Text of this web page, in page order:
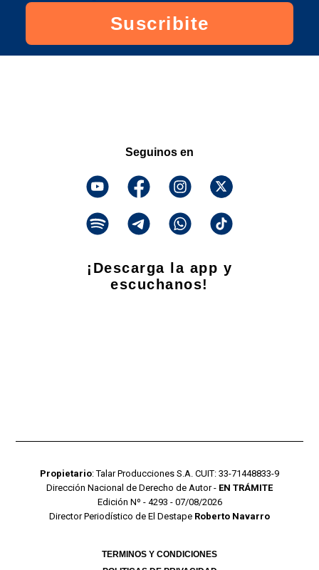
Suscribite
Seguinos en
¡Descarga la app y
escuchanos!
Propietario: Talar Producciones S.A. CUIT: 33-71448833-9
Dirección Nacional de Derecho de Autor - EN TRÁMITE
Edición Nº - 4293 - 07/08/2026
Director Periodístico de El Destape Roberto Navarro
TERMINOS Y CONDICIONES